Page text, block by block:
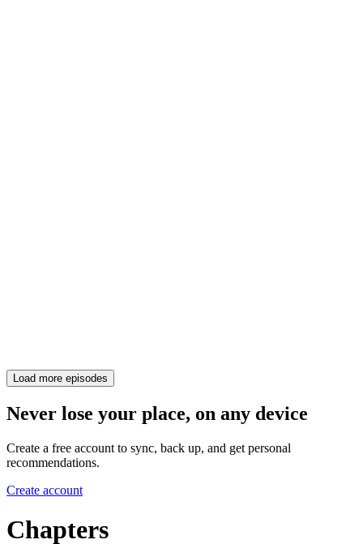
Load more episodes
Never lose your place, on any device
Create a free account to sync, back up, and get personal
recommendations.
Create account
Chapters